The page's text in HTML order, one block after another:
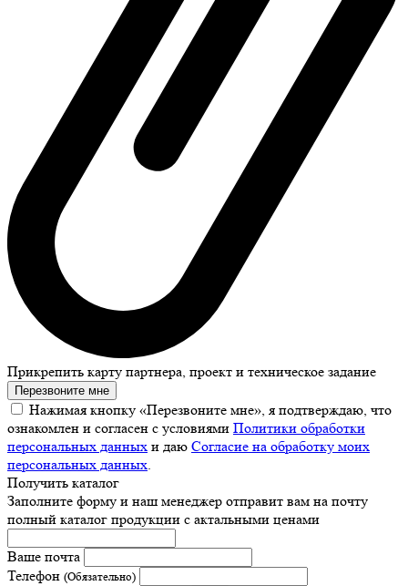
Прикрепить карту партнера, проект и техническое задание
Перезвоните мне
Нажимая кнопку «Перезвоните мне», я подтверждаю, что
ознакомлен и согласен с условиями Политики обработки
персональных данных и даю Согласие на обработку моих
персональных данных.
Получить каталог
Заполните форму и наш менеджер отправит вам на почту
полный каталог продукции с актальными ценами
Ваше почта
Телефон (Обязательно)